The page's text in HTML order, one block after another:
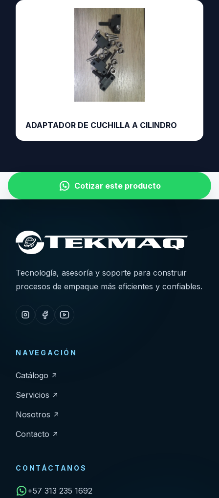
ADAPTADOR DE CUCHILLA A CILINDRO
Cotizar este producto
Tecnología, asesoría y soporte para construir
procesos de empaque más eficientes y confiables.
NAVEGACIÓN
Catálogo
Servicios
Nosotros
Contacto
CONTÁCTANOS
+57 313 235 1692